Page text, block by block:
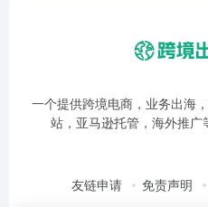
一个提供跨境电商，业务出海
站，亚马逊托管，海外推广
友链申请 免责声明